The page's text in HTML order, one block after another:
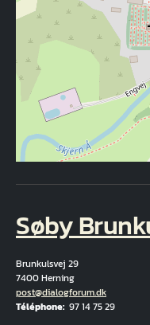
Søby
Brunkulsvej 29
7400 Herning
Courriel
post@dialogforum.dk
Téléphone 97 14 75 29